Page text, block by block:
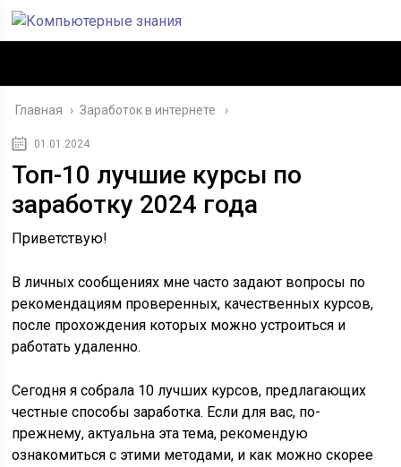
Главная › Заработок в интернете
01.01.2024
Топ-10 лучшие курсы по
заработку 2024 года
Приветствую!
В личных сообщениях мне часто задают вопросы по
рекомендациям проверенных, качественных курсов,
после прохождения которых можно устроиться и
работать удаленно.
Сегодня я собрала 10 лучших курсов, предлагающих
честные способы заработка. Если для вас, по-
прежнему, актуальна эта тема, рекомендую
ознакомиться с этими методами, и как можно скорее